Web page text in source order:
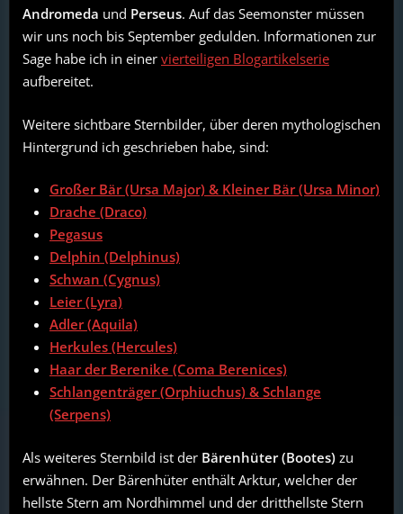
Andromeda und Perseus. Auf das Seemonster müssen
wir uns noch bis September gedulden. Informationen zur
Sage habe ich in einer vierteiligen Blogartikelserie
aufbereitet.
Weitere sichtbare Sternbilder, über deren mythologischen
Hintergrund ich geschrieben habe, sind:
Großer Bär (Ursa Major) & Kleiner Bär (Ursa Minor)
Drache (Draco)
Pegasus
Delphin (Delphinus)
Schwan (Cygnus)
Leier (Lyra)
Adler (Aquila)
Herkules (Hercules)
Haar der Berenike (Coma Berenices)
Schlangenträger (Orphiuchus) & Schlange
(Serpens)
Als weiteres Sternbild ist der Bärenhüter (Bootes) zu
erwähnen. Der Bärenhüter enthält Arktur, welcher der
hellste Stern am Nordhimmel und der dritthellste Stern